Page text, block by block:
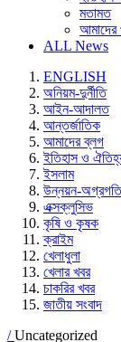
মতামত
আমাদের
ALL News
ENGLISH
অনিয়ম-দুর্নীতি
আইন-আদালত
আন্তর্জাতিক
আমাদের ব্লগ
ইতিহাস ও
ইসলাম
উন্নয়ন-অগ্রগতি
এক্সক্লুসিভ
কৃষি ও কৃষক
ক্রাইম
খেলাধুলা
খেলার খবর
চাকরির খবর
জাতীয় সংবাদ
/Uncategorized